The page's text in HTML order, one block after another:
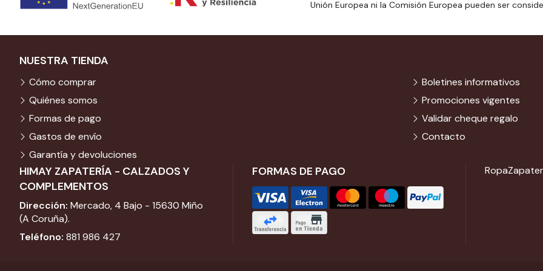
Unión Europea ni la Comisión Europea pueden ser
HIMAY ZAPATERÍA - CALZADOS Y
COMPLEMENTOS
Dirección: Mercado, 4 Bajo - 15630 Miño
(A Coruña).
Teléfono: 881 986 427
FORMAS DE PAGO
NUESTRA TIENDA
Cómo comprar
Quiénes somos
Formas de pago
Gastos de envío
Garantía y devoluciones
Boletines informativos
Promociones vigentes
Validar cheque regalo
Contacto
Ropa